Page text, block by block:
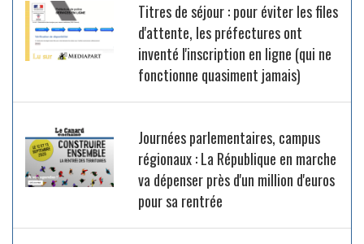
Titres de séjour : pour éviter les files
d'attente, les préfectures ont
inventé l'inscription en ligne (qui ne
fonctionne quasiment jamais)
Journées parlementaires, campus
régionaux : La République en marche
va dépenser près d'un million d'euros
pour sa rentrée